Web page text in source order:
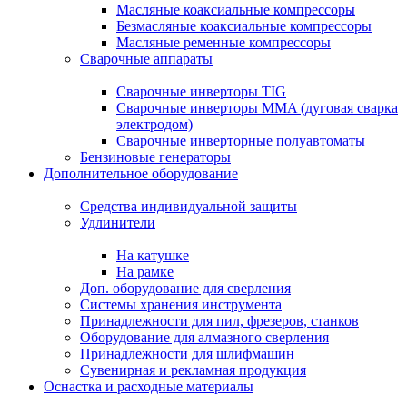
Масляные коаксиальные компрессоры
Безмасляные коаксиальные компрессоры
Масляные ременные компрессоры
Сварочные аппараты
Сварочные инверторы TIG
Сварочные инверторы MMA (дуговая сварка
электродом)
Сварочные инверторные полуавтоматы
Бензиновые генераторы
Дополнительное оборудование
Средства индивидуальной защиты
Удлинители
На катушке
На рамке
Доп. оборудование для сверления
Системы хранения инструмента
Принадлежности для пил, фрезеров, станков
Оборудование для алмазного сверления
Принадлежности для шлифмашин
Сувенирная и рекламная продукция
Оснастка и расходные материалы